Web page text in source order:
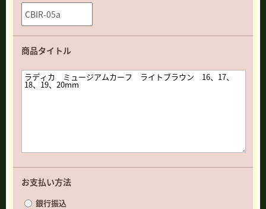
商品タイトル
お支払い方法
銀行振込